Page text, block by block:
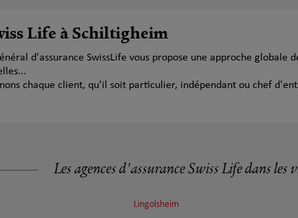
- 17:00
Life à Schiltigheim
d'assurance SwissLife vous propose une approche
chaque client, qu'il soit particulier, indépendant ou chef
Les agences d'assurance Swiss Life dans les
Lingolsheim